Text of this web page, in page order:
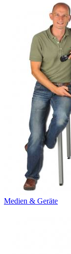
Medien & Geräte